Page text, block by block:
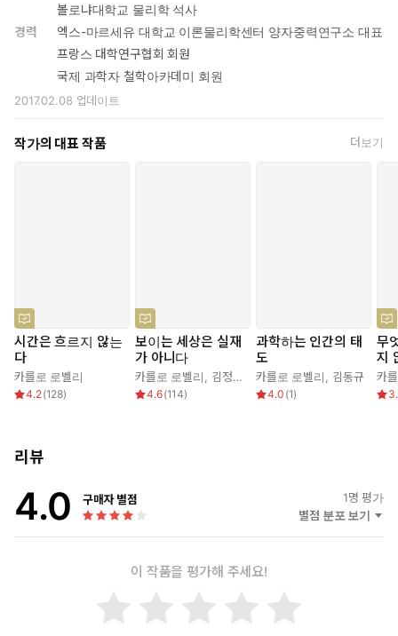
볼로냐대학교 물리학 석사
경력
엑스-마르세유 대학교 이론물리학센터 양자중력연구소 대표
프랑스 대학연구협회 회원
국제 과학자 철학아카데미 회원
2017.02.08 업데이트
작가의 대표 작품 더보기
시간은 흐르지 않는
다
카를로 로벨리
4.2(128)
보이는 세상은 실재
가 아니다
카를로 로벨리 김정훈 이중원
4.6(114)
과학하는 인간의 태
도
카를로 로벨리 김동규
4.0 (1)
무
지
카
리뷰
4.0 구매자 별점 1명 평가
별점 분포 보기
이 작품을 평가해 주세요!